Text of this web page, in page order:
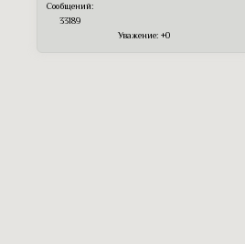
Сообщений:
33189
Уважение: +0